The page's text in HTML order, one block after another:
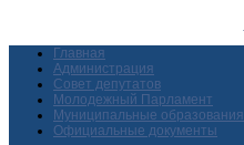
Главная
Администрация
Совет депутатов
Молодежный Парламент
Муниципальные образования
Официальные документы